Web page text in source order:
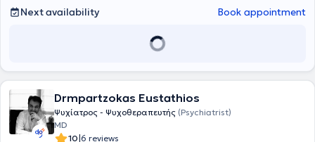
challenges and seeking mental health support services in the
community.
Next availability Book appointment
Drmpartzokas Eustathios
Ψυχίατρος - Ψυχοθεραπευτής (Psychiatrist)
MD
10|6 reviews